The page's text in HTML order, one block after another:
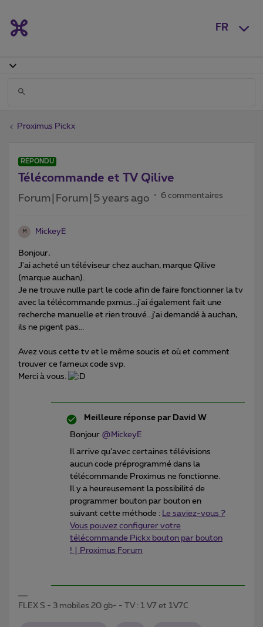
FR
Proximus Pickx
RÉPONDU
Télécommande et TV Qilive
Forum|Forum|5 years ago 6 commentaires
M MickeyE
Bonjour,
J'ai acheté un téléviseur chez auchan, marque Qilive
(marque auchan).
Je ne trouve nulle part le code afin de faire fonctionner la tv
avec la télécommande pxmus...j'ai également fait une
recherche manuelle et rien trouvé...j'ai demandé à auchan,
ils ne pigent pas...
Avez vous cette tv et le même soucis et où et comment
trouver ce fameux code svp.
Merci à vous.
Meilleure réponse par David W
Bonjour @MickeyE
Il arrive qu’avec certaines télévisions
aucun code préprogrammé dans la
télécommande Proximus ne fonctionne.
Il y a heureusement la possibilité de
programmer bouton par bouton en
suivant cette méthode :
Le saviez-vous ?
Vous pouvez configurer votre
télécommande Pickx bouton par bouton
! | Proximus Forum
FLEX S - 3 mobiles 20 gb- - TV : 1 V7 et 1V7C